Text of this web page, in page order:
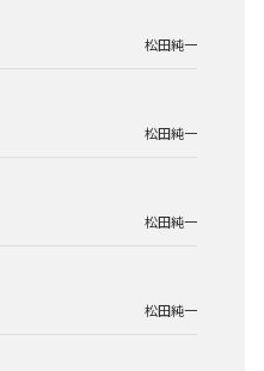
松田純一
松田純一
松田純一
松田純一